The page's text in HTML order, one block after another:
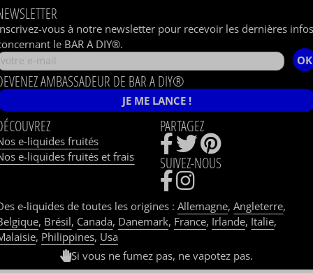
vous à notre newsletter pour recevoir les dernières
le BAR A DIY®.
OK
AMBASSADEUR DE BAR A DIY®
JE ME LANCE !
e-liquides fruités
e-liquides fruités et frais
PARTAGEZ
SUIVEZ-NOUS
e-liquides de toutes les origines :Allemagne,Angleterre,
, Brésil, Canada, Danemark, France, Irlande, Italie,
, Philippines, Usa
Si vous ne fumez pas, ne vapotez pas.